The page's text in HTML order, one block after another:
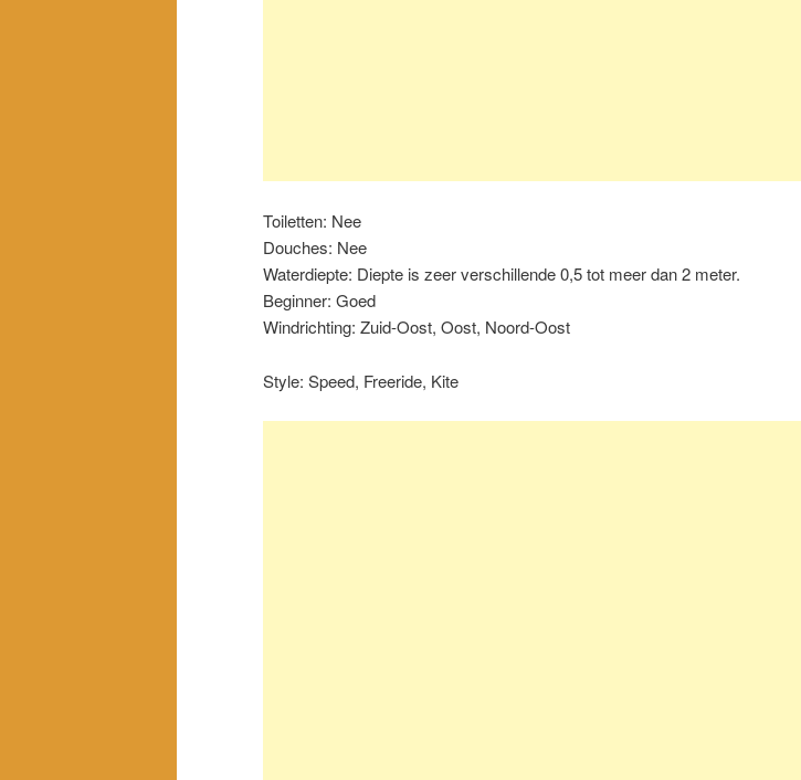
Toiletten: Nee
Douches: Nee
Waterdiepte: Diepte is zeer verschillende 0,5 tot meer dan 2 meter.
Beginner: Goed
Windrichting: Zuid-Oost, Oost, Noord-Oost
Style: Speed, Freeride, Kite